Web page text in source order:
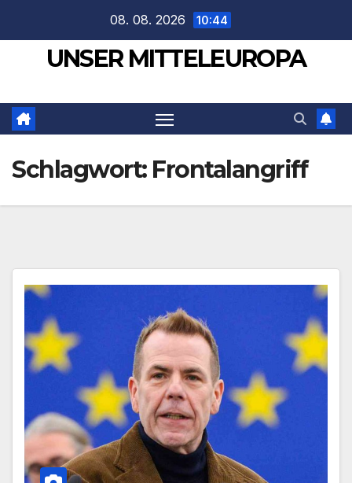
springen
08. 08. 2026 10:44
UNSER MITTELEUROPA
Schlagwort: Frontalangriff